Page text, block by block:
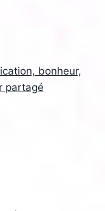
bonheur,
partagé